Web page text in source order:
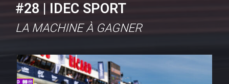
#28 | IDEC SPORT
LA MACHINE À GAGNER